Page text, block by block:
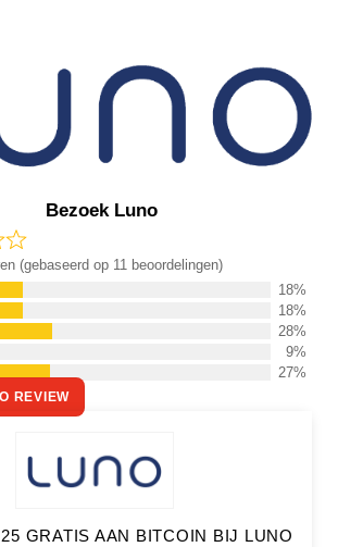
Bezoek Luno
(gebaseerd op 11 beoordelingen)
18%
18%
28%
9%
27%
REVIEW
GRATIS AAN BITCOIN BIJ LUNO